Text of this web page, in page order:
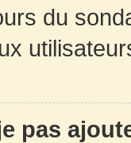
du
pas